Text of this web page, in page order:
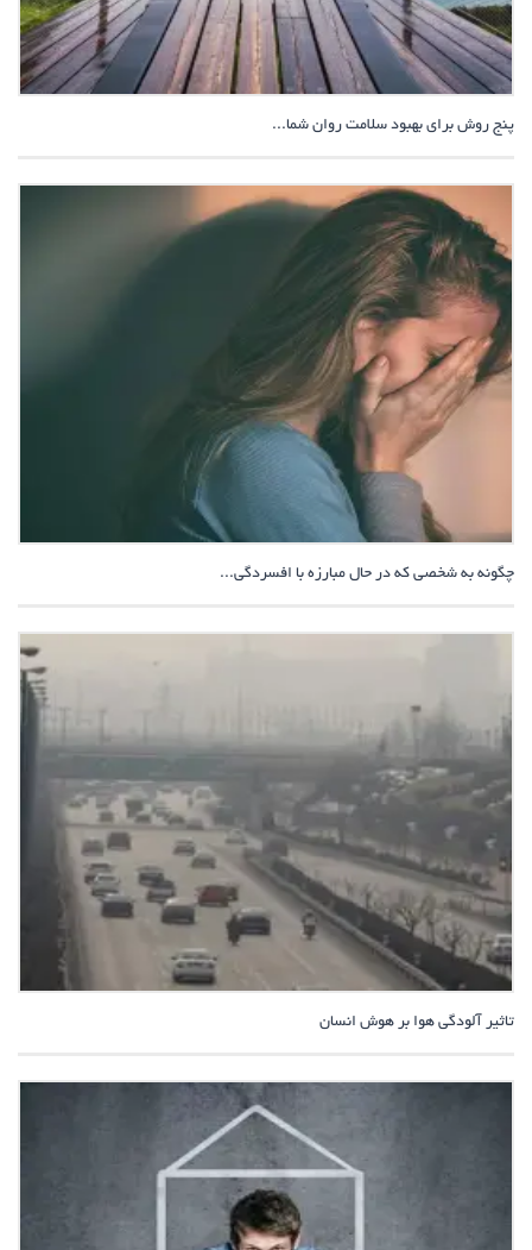
پنج روش برای بهبود سلامت روان شما...
چگونه به شخصی که در حال مبارزه با افسردگی...
تاثیر آلودگی هوا بر هوش انسان